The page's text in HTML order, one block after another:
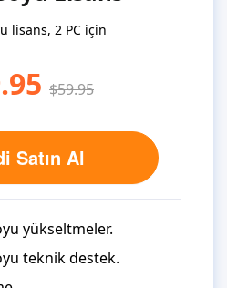
lisans, 2 PC için
$59.95
Satın Al
yükseltmeler.
teknik destek.